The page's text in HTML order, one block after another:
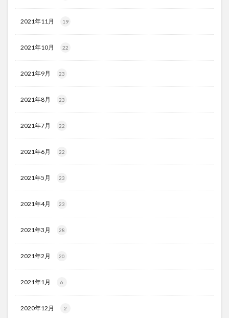
2021年11月 19
2021年10月 22
2021年9月 23
2021年8月 23
2021年7月 22
2021年6月 22
2021年5月 23
2021年4月 23
2021年3月 28
2021年2月 20
2021年1月 6
2020年12月 2